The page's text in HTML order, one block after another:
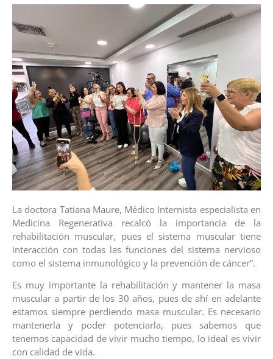
La doctora Tatiana Maure, Médico Internista especialista en
Medicina Regenerativa recalcó la importancia de la
rehabilitación muscular, pues el sistema muscular tiene
interacción con todas las funciones del sistema nervioso
como el sistema inmunológico y la prevención de cáncer”.
Es muy importante la rehabilitación y mantener la masa
muscular a partir de los 30 años, pues de ahí en adelante
estamos siempre perdiendo masa muscular. Es necesario
mantenerla y poder potenciarla, pues sabemos que
tenemos capacidad de vivir mucho tiempo, lo ideal es vivir
con calidad de vida.